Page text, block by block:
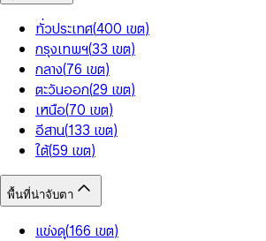
ทั่วประเทศ(400 เขต)
กรุงเทพฯ(33 เขต)
กลาง(76 เขต)
ตะวันออก(29 เขต)
เหนือ(70 เขต)
อีสาน(133 เขต)
ใต้(59 เขต)
พื้นที่น่าจับตา
แข่งดุ(166 เขต)